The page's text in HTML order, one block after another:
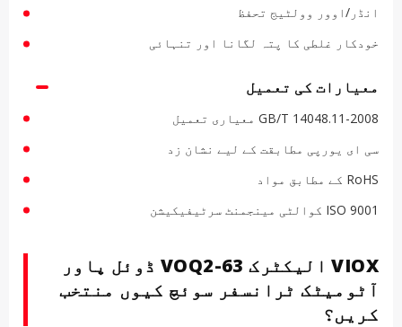
انڈر/اوور وولٹیج تحفظ
خودکار غلطی کا پتہ لگانا اور تنہائی
معیارات کی تعمیل
GB/T 14048.11-2008 معیاری تعمیل
سی ای یورپی مطابقت کے لیے نشان زد
RoHS کے مطابق مواد
ISO 9001 کوالٹی مینجمنٹ سرٹیفیکیشن
VIOX الیکٹرک VOQ2-63 ڈوئل پاور
آٹومیٹک ٹرانسفر سوئچ کیوں منتخب
کریں؟